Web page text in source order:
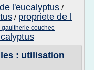
l'eucalyptus /
/ propriete de l
couchee
: utilisation